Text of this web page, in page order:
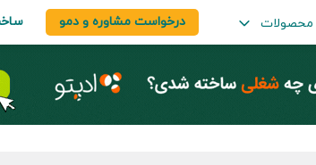
محصولات درخواست مشاوره و دمو